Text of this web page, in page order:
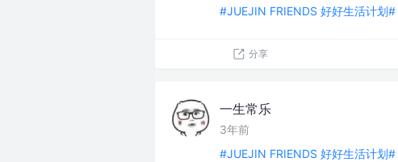
#JUEJIN FRIENDS 好好生活计划#
分享
一生常乐
3年前
#JUEJIN FRIENDS 好好生活计划#